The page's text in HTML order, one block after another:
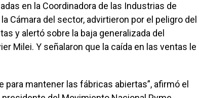
en la Coordinadora de las Industrias de
Cámara del sector, advirtieron por el peligro del
y alertó sobre la baja generalizada del
Milei. Y señalaron que la caída en las ventas le
para mantener las fábricas abiertas”, afirmó el